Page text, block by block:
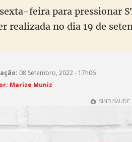
feira para pressionar
realizada no dia 19 de
08 Setembro, 2022 - 17h06
Marize Muniz